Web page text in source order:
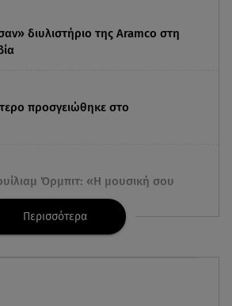
διυλιστήριο της Aramco στη
προσγειώθηκε στο
Όρμπιτ: «Η μουσική σου
μαγικό χαλί»
αύριο Αττική και 15 ακόμα
Περισσότερα